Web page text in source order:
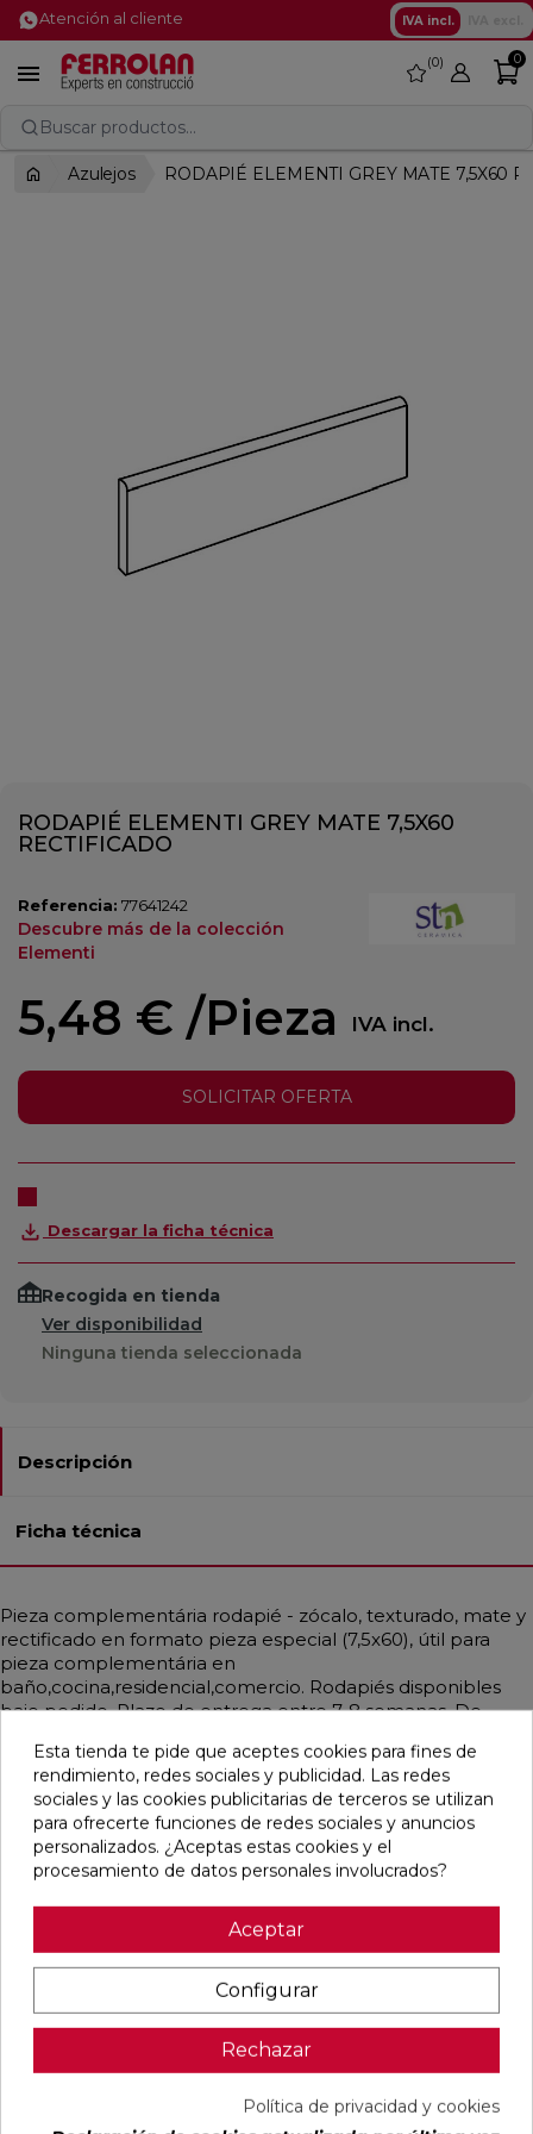
Atención al cliente IVA incl.
 favorite
0 0
Buscar productos...
Azulejos RODAPIÉ ELEMENTI GREY MATE 7,5X60
RODAPIÉ ELEMENTI GREY MATE 7,5X60
RECTIFICADO
Referencia: 77641242
Descubre más de la colección
Elementi
5,48 € /Pieza IVA incl.
SOLICITAR OFERTA
Descargar la ficha técnica
Recogida en tienda
Ver disponibilidad
Ninguna tienda seleccionada
Descripción
Ficha técnica
Pieza complementária rodapié - zócalo, texturado, mate y
rectificado en formato pieza especial (7,5x60), útil para
pieza complementária en
baño,cocina,residencial,comercio. Rodapiés disponibles
bajo pedido. Plazo de entrega entre 7-8 semanas. De
artesanal,mediterráneo y emulando cemento
mayoritariamente en color gris medio.
Pensamos que te puede interesar
DETROIT
favorite
UNIQ MOON
RECTIFICADO
favorite
CONCEPT
29,5X59,5
RECTIFICADO
favorite
CONCEPT
29,5X59,5
RECTIFICADO
favorite
Esta tienda te pide que aceptes cookies para fines de
rendimiento, redes sociales y publicidad. Las redes
sociales y las cookies publicitarias de terceros se utilizan
para ofrecerte funciones de redes sociales y anuncios
personalizados. ¿Aceptas estas cookies y el
procesamiento de datos personales involucrados?
Aceptar
Configurar
Rechazar
Política de privacidad y cookies